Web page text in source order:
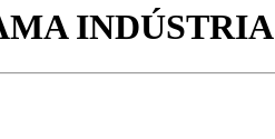
INDÚSTRIA